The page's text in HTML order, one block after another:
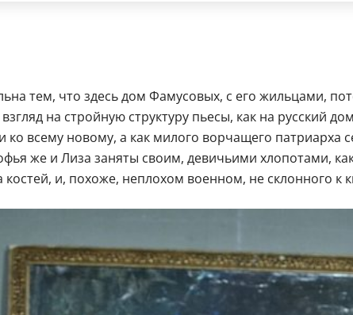
тем, что здесь дом Фамусовых, с его жильцами,
на стройную структуру пьесы, как на русский
ко всему новому, а как милого ворчащего
же и Лиза заняты своим, девичьими хлопотами,
костей, и, похоже, неплохом военном, не склонного к